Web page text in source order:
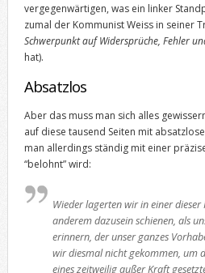
vergegenwärtigen, was ein linker
zumal der Kommunist Weiss in seiner
Schwerpunkt auf Widersprüche, Fehler
hat).
Absatzlos
Aber das muss man sich alles
auf diese tausend Seiten mit
man allerdings ständig mit einer
“belohnt” wird:
Wieder lagerten wir in einer dieser
anderem dazusein schienen, als
erinnern, der unser ganzes
wir diesmal nicht gekommen, um
eines zeitweilig außer Kraft